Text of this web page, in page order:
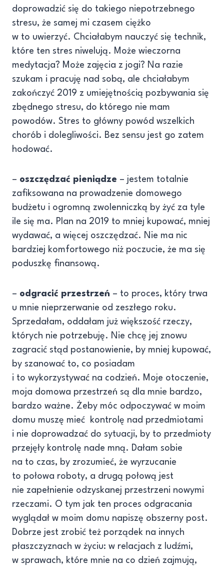
doprowadzić się do takiego niepotrzebnego
stresu, że samej mi czasem ciężko
w to uwierzyć. Chciałabym nauczyć się technik,
które ten stres niwelują. Może wieczorna
medytacja? Może zajęcia z jogi? Na razie
szukam i pracuję nad sobą, ale chciałabym
zakończyć 2019 z umiejętnością pozbywania się
zbędnego stresu, do którego nie mam
powodów. Stres to główny powód wszelkich
chorób i dolegliwości. Bez sensu jest go zatem
hodować.
– oszczędzać pieniądze – jestem totalnie
zafiksowana na prowadzenie domowego
budżetu i ogromną zwolenniczką by żyć za tyle
ile się ma. Plan na 2019 to mniej kupować, mniej
wydawać, a więcej oszczędzać. Nie ma nic
bardziej komfortowego niż poczucie, że ma się
poduszkę finansową.
– odgracić przestrzeń – to proces, który trwa
u mnie nieprzerwanie od zeszłego roku.
Sprzedałam, oddałam już większość rzeczy,
których nie potrzebuję. Nie chcę jej znowu
zagracić stąd postanowienie, by mniej kupować,
by szanować to, co posiadam
i to wykorzystywać na codzień. Moje otoczenie,
moja domowa przestrzeń są dla mnie bardzo,
bardzo ważne. Żeby móc odpoczywać w moim
domu muszę mieć kontrolę nad przedmiotami
i nie doprowadzać do sytuacji, by to przedmioty
przejęły kontrolę nade mną. Dałam sobie
na to czas, by zrozumieć, że wyrzucanie
to połowa roboty, a drugą połową jest
nie zapełnienie odzyskanej przestrzeni nowymi
rzeczami. O tym jak ten proces odgracania
wyglądał w moim domu napiszę obszerny post.
Dobrze jest zrobić też porządek na innych
płaszczyznach w życiu: w relacjach z ludźmi,
w sprawach, które mnie na co dzień zajmują,